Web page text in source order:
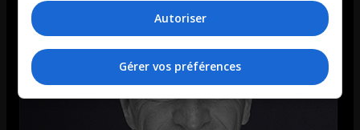
Autoriser
Gérer vos préférences